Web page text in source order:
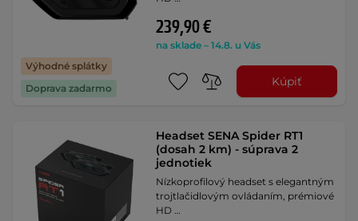
Výhodné splátky
Doprava zadarmo
239,90 €
na sklade – 14.8. u Vás
Kúpiť
Headset SENA Spider RT1
(dosah 2 km) - súprava 2
jednotiek
Nízkoprofilový headset s elegantným
trojtlačidlovým ovládaním, prémiové
HD …